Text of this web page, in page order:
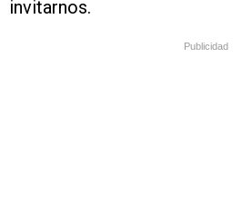
invitarnos.
Publicidad